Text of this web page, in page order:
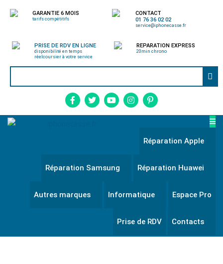
GARANTIE 6 MOIS
tarifs compétitifs
CONTACT
01 76 36 02 02
service@iphonecasse.fr
PRISE DE RDV EN LIGNE
disponibilité en temps
réelcoursier à votre service
REPARATION EXPRESS
20min chrono
Réparation Apple
Réparation Samsung Réparation Huawei
Autres marques Informatique Espace Pro
Prise de RDV Contacts